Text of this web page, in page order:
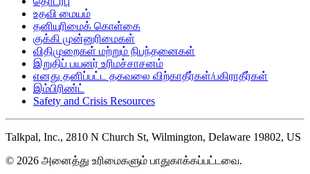
உதவி மையம்
தனியுரிமைக் கொள்கை
குக்கி முன்னுரிமைகள்
விதிமுறைகள் மற்றும் நிபந்தனைகள்
இறுதிப் பயனர் உரிமச்சாசனம்
எனது தனிப்பட்ட தகவலை விற்காதீர்கள்/பகிராதீர்கள்
இம்பிரிண்ட்
Safety and Crisis Resources
Talkpal, Inc., 2810 N Church St, Wilmington, Delaware 19802, US
© 2026 அனைத்து உரிமைகளும் பாதுகாக்கப்பட்டவை.